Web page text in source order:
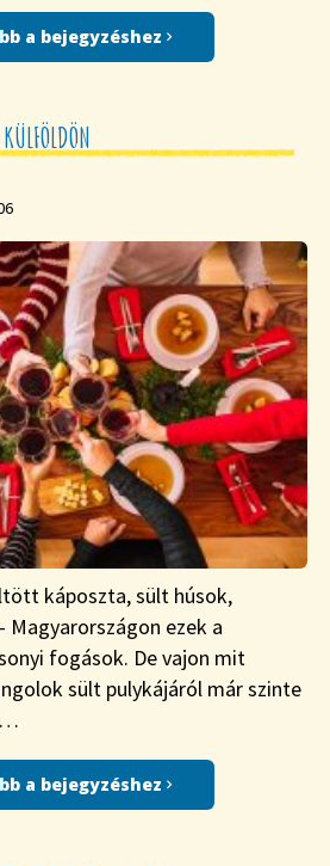
a bejegyzéshez
káposzta, sült húsok,
Magyarországon ezek a
fogások. De vajon mit
sült pulykájáról már szinte
a bejegyzéshez